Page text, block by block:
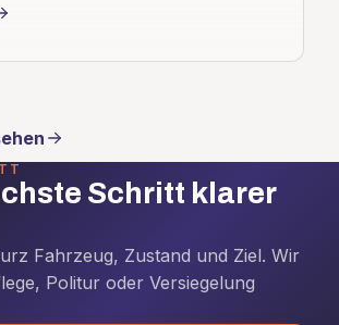
Schritt klarer
Fahrzeug, Zustand und Ziel. Wir
Politur oder Versiegelung